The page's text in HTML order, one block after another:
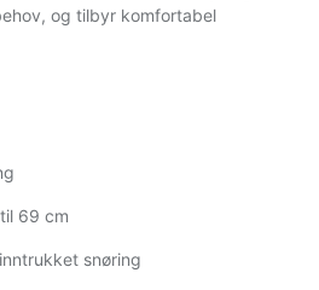
og tilbyr komfortabel
69 cm
snøring